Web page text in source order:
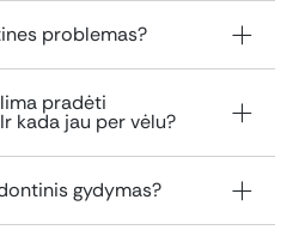
problemas?
pradėti
kada jau per vėlu?
gydymas?